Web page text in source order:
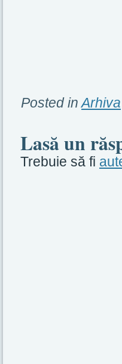
Posted in Arhiva
Lasă un
Trebuie să fi